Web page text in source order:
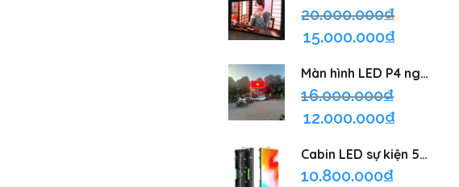
20.000.000₫
15.000.000₫
Màn hình LED P4 ngoài trời
16.000.000₫
12.000.000₫
Cabin LED sự kiện 500x1000
10.800.000₫